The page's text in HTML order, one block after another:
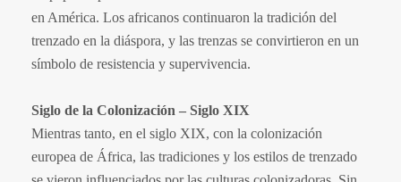
en América. Los africanos continuaron la tradición del
trenzado en la diáspora, y las trenzas se convirtieron en un
símbolo de resistencia y supervivencia.
Siglo de la Colonización – Siglo XIX
Mientras tanto, en el siglo XIX, con la colonización
europea de África, las tradiciones y los estilos de trenzado